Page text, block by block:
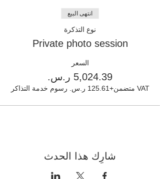
انتهى البيع
نوع التذكرة
Private photo session
السعر
VAT متضمن +‏125.61 ر.س.‏ رسوم خدمة التذاكر
شارِك هذا الحدث